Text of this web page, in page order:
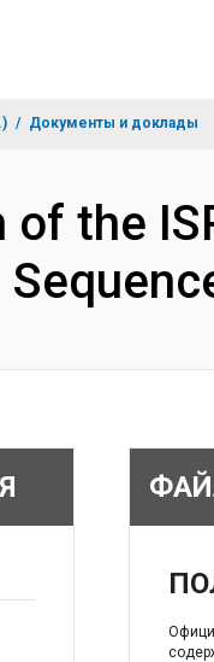
Документы и доклады
the